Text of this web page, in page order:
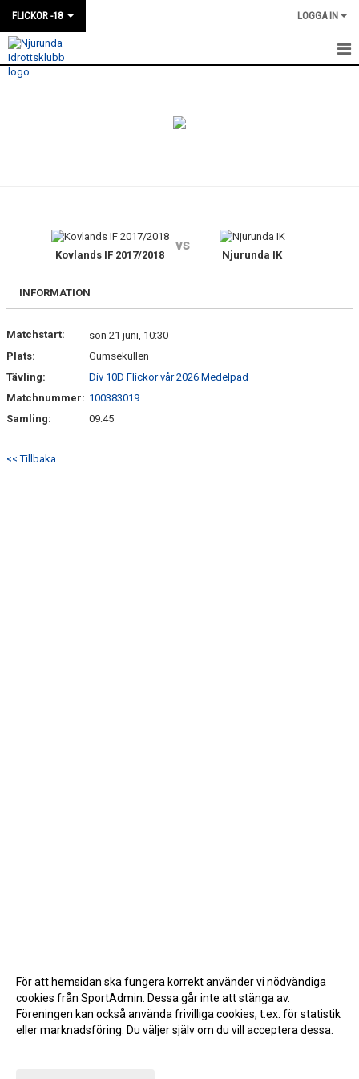
FLICKOR -18 LOGGA IN
HEM
BILDGALLERI
DOKUMENT
Kovlands IF 2017/2018
vs
Njurunda IK
INFORMATION
Matchstart:
sön 21 juni, 10:30
Plats:
Gumsekullen
Tävling:
Div 10D Flickor vår 2026 Medelpad
Matchnummer: 100383019
Samling:
09:45
<< Tillbaka
För att hemsidan ska fungera korrekt använder vi nödvändiga
cookies från SportAdmin. Dessa går inte att stänga av.
Föreningen kan också använda frivilliga cookies, t.ex. för statistik
eller marknadsföring. Du väljer själv om du vill acceptera dessa.